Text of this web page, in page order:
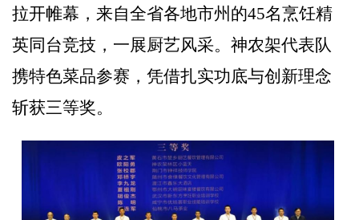
拉开帷幕，来自全省各地市州的45名烹饪精
英同台竞技，一展厨艺风采。神农架代表队
携特色菜品参赛，凭借扎实功底与创新理念
斩获三等奖。